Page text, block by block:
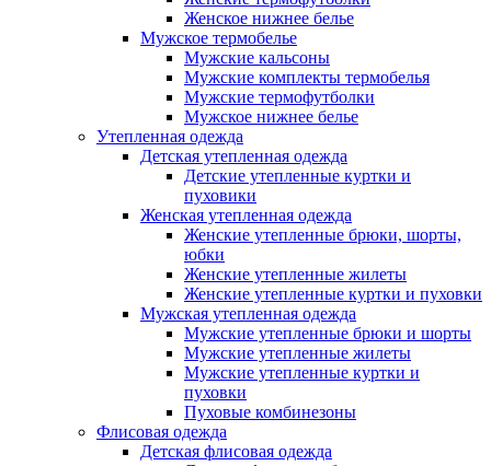
Женское нижнее белье
Мужское термобелье
Мужские кальсоны
Мужские комплекты термобелья
Мужские термофутболки
Мужское нижнее белье
Утепленная одежда
Детская утепленная одежда
Детские утепленные куртки и
пуховики
Женская утепленная одежда
Женские утепленные брюки, шорты,
юбки
Женские утепленные жилеты
Женские утепленные куртки и пуховки
Мужская утепленная одежда
Мужские утепленные брюки и шорты
Мужские утепленные жилеты
Мужские утепленные куртки и
пуховки
Пуховые комбинезоны
Флисовая одежда
Детская флисовая одежда